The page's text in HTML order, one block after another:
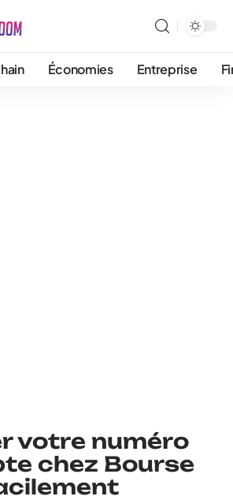
Économies Entreprise
votre numéro
chez Bourse